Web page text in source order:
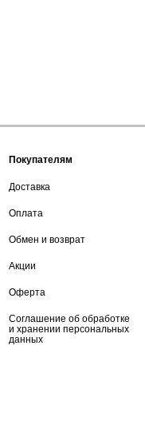
Покупателям
Доставка
Оплата
Обмен и возврат
Акции
Оферта
Соглашение об обработке
и хранении персональных
данных